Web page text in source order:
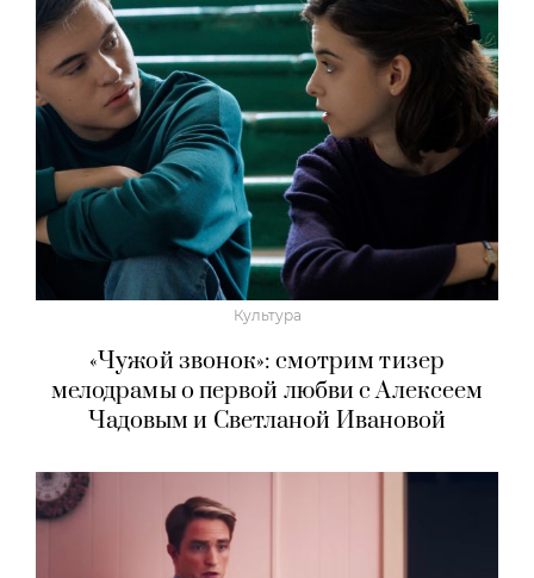
Культура
«Чужой звонок»: смотрим тизер
мелодрамы о первой любви с Алексеем
Чадовым и Светланой Ивановой